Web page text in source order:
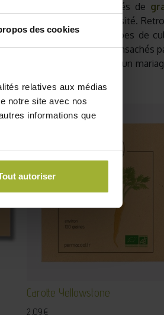
des cookies
relatives aux médias
notre site avec nos
informations que
autoriser
découvrez nos variétés de
en respectant la biodiversité.
(dates de semis, étapes de
de graines bio sont ensachés
pour un
Carotte Yellowstone
2,09 €